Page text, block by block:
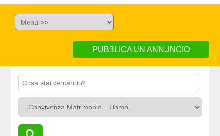
PUBBLICA UN ANNUNCIO